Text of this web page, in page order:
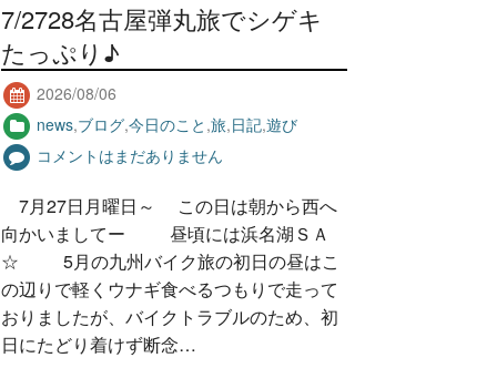
7/2728名古屋弾丸旅でシゲキ
たっぷり♪
2026/08/06
news,ブログ,今日のこと ,旅,日記,遊び
コメントはまだありません
7月27日月曜日～ この日は朝から西へ
向かいましてー 昼頃には浜名湖ＳＡ
☆ 5月の九州バイク旅の初日の昼はこ
の辺りで軽くウナギ食べるつもりで走って
おりましたが、バイクトラブルのため、初
日にたどり着けず断念…